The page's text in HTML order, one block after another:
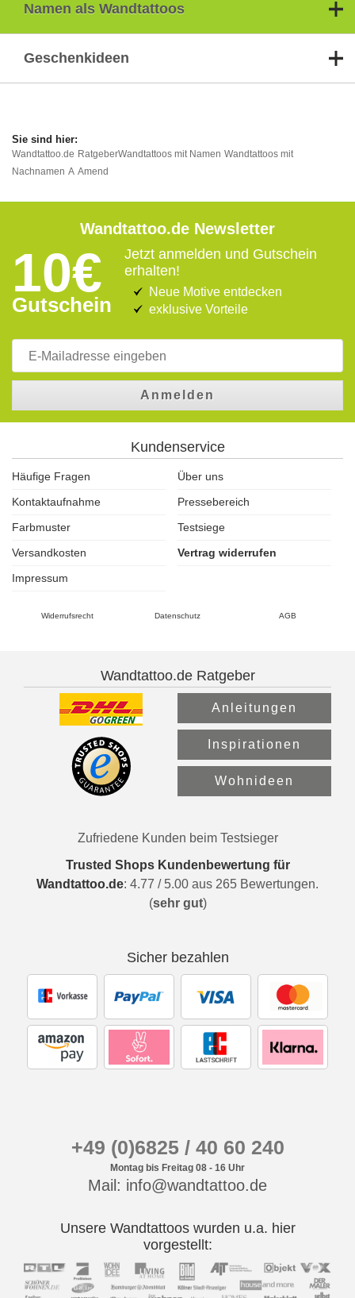
Namen als Wandtattoos
Geschenkideen
Wandtattoo.de RatgeberWandtattoos mit Namen Wandtattoos mit
Nachnamen A Amend
Wandtattoo.de Newsletter
10€
Gutschein
Jetzt anmelden und Gutschein
erhalten!
Neue Motive entdecken
exklusive Vorteile
Anmelden
Kundenservice
Häufige Fragen
Über uns
Kontaktaufnahme
Pressebereich
Farbmuster
Testsiege
Versandkosten
Vertrag widerrufen
Impressum
Widerrufsrecht Datenschutz AGB
Wandtattoo.de Ratgeber
Anleitungen
Inspirationen
Wohnideen
Zufriedene Kunden beim Testsieger
Trusted Shops Kundenbewertung für
Wandtattoo.de: 4.77 / 5.00 aus 265 Bewertungen.
(sehr gut)
Sicher bezahlen
+49 (0)6825 / 40 60 240
Montag bis Freitag 08 - 16 Uhr
Mail: info@wandtattoo.de
Unsere Wandtattoos wurden u.a. hier
vorgestellt: